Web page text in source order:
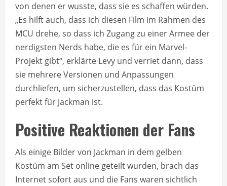
von denen er wusste, dass sie es schaffen würden.
„Es hilft auch, dass ich diesen Film im Rahmen des
MCU drehe, so dass ich Zugang zu einer Armee der
nerdigsten Nerds habe, die es für ein Marvel-
Projekt gibt“, erklärte Levy und verriet dann, dass
sie mehrere Versionen und Anpassungen
durchliefen, um sicherzustellen, dass das Kostüm
perfekt für Jackman ist.
Positive Reaktionen der Fans
Als einige Bilder von Jackman in dem gelben
Kostüm am Set online geteilt wurden, brach das
Internet sofort aus und die Fans waren sichtlich